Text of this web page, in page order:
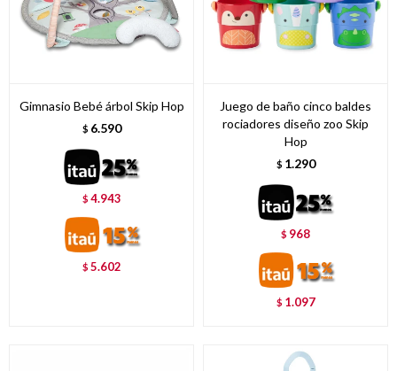
Gimnasio Bebé árbol Skip Hop
$ 6.590
$4.943
$5.602
Juego de baño cinco baldes
rociadores diseño zoo Skip
Hop
$ 1.290
$ 968
$ 1.097